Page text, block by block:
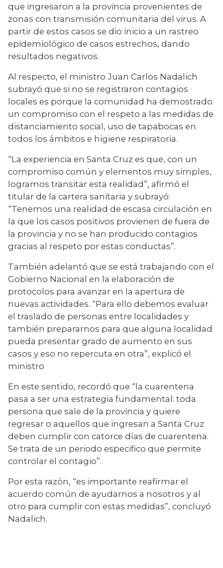
que ingresaron a la provincia provenientes de
zonas con transmisión comunitaria del virus. A
partir de estos casos se dio inicio a un rastreo
epidemiológico de casos estrechos, dando
resultados negativos.
Al respecto, el ministro Juan Carlos Nadalich
subrayó que si no se registraron contagios
locales es porque la comunidad ha demostrado
un compromiso con el respeto a las medidas de
distanciamiento social, uso de tapabocas en
todos los ámbitos e higiene respiratoria.
“La experiencia en Santa Cruz es que, con un
compromiso común y elementos muy simples,
logramos transitar esta realidad”, afirmó el
titular de la cartera sanitaria y subrayó:
“Tenemos una realidad de escasa circulación en
la que los casos positivos provienen de fuera de
la provincia y no se han producido contagios
gracias al respeto por estas conductas”.
También adelantó que se está trabajando con el
Gobierno Nacional en la elaboración de
protocolos para avanzar en la apertura de
nuevas actividades. “Para ello debemos evaluar
el traslado de personas entre localidades y
también prepararnos para que alguna localidad
pueda presentar grado de aumento en sus
casos y eso no repercuta en otra”, explicó el
ministro
En este sentido, recordó que “la cuarentena
pasa a ser una estrategia fundamental: toda
persona que sale de la provincia y quiere
regresar o aquellos que ingresan a Santa Cruz
deben cumplir con catorce días de cuarentena.
Se trata de un periodo especifico que permite
controlar el contagio”.
Por esta razón, “es importante reafirmar el
acuerdo común de ayudarnos a nosotros y al
otro para cumplir con estas medidas”, concluyó
Nadalich.